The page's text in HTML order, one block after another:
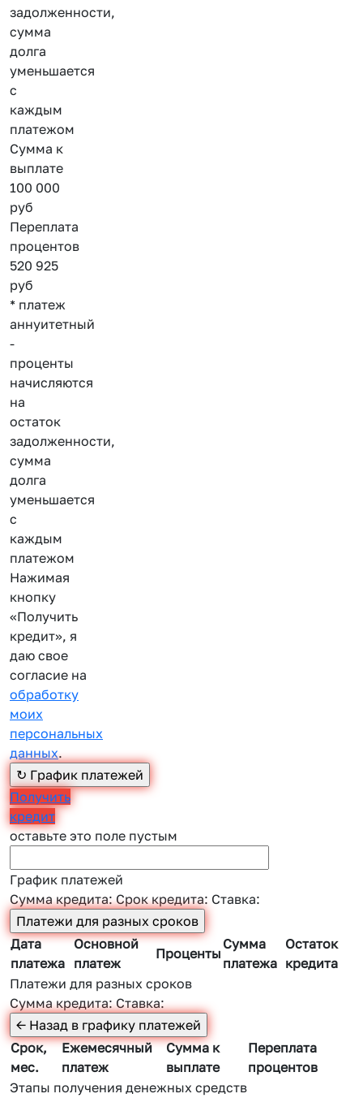
задолженности,
сумма
долга
уменьшается
с
каждым
платежом
Сумма к
выплате
100 000
руб
Переплата
процентов
520 925
руб
* платеж
аннуитетный
-
проценты
начисляются
на
остаток
задолженности,
сумма
долга
уменьшается
с
каждым
платежом
Нажимая
кнопку
«Получить
кредит», я
даю свое
согласие на
обработку
моих
персональных
данных.
Получить
кредит
оставьте это поле пустым
График платежей
Сумма кредита:Срок кредита: Ставка:
Дата
платежа
Основной
платеж
Проценты
Сумма
платежа
Остаток
кредита
Платежи для разных сроков
Сумма кредита:Ставка:
Срок,
мес.
Ежемесячный
платеж
Сумма к
выплате
Переплата
процентов
Этапы получения денежных средств